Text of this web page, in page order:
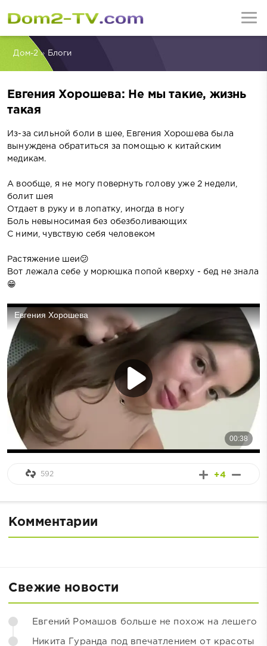
Дом-2» Блоги
Евгения Хорошева: Не мы такие, жизнь
такая
Из-за сильной боли в шее, Евгения Хорошева была
вынуждена обратиться за помощью к китайским
медикам.
А вообще, я не могу повернуть голову уже 2 недели,
болит шея
Отдает в руку и в лопатку, иногда в ногу
Боль невыносимая без обезболивающих
С ними, чувствую себя человеком
Растяжение шеи😕
Вот лежала себе у морюшка попой кверху - бед не знала
😁
+4
592
Комментарии
Свежие новости
Евгений Ромашов больше не похож на лешего
Никита Гуранда под впечатлением от красоты